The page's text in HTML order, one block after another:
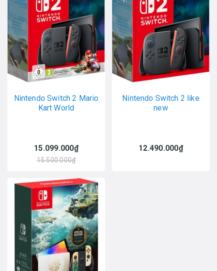
Nintendo Switch 2 Mario
Kart World
15.099.000₫
15.500.000₫
Nintendo Switch 2 like
new
12.490.000₫